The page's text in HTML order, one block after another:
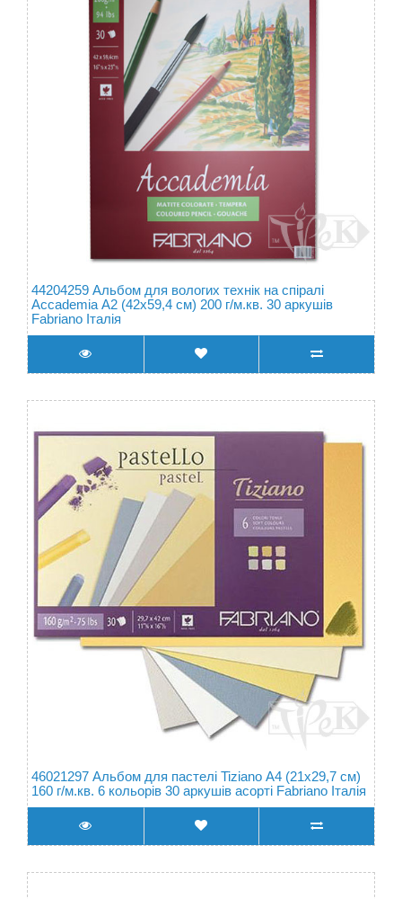
44204259 Альбом для вологих технік на спіралі
Accademia А2 (42х59,4 см) 200 г/м.кв. 30 аркушів
Fabriano Італія
46021297 Альбом для пастелі Tiziano А4 (21х29,7 см)
160 г/м.кв. 6 кольорів 30 аркушів асорті Fabriano Італія